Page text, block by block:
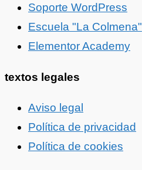
Soporte WordPress
Escuela "La Colmena"
Elementor Academy
textos legales
Aviso legal
Política de privacidad
Política de cookies